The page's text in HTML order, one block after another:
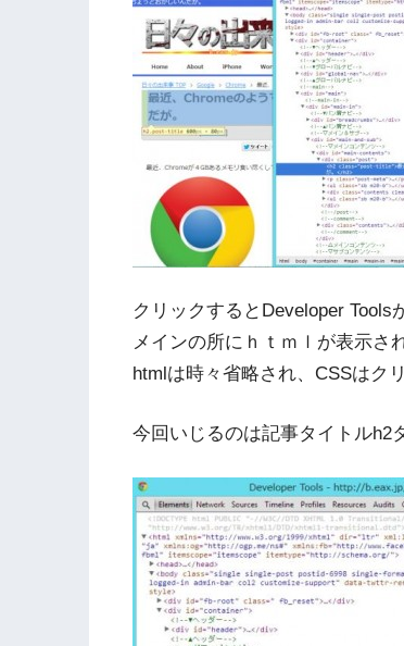
クリックするとDeveloper Tools
メインの所にｈｔｍｌが表示さ
htmlは時々省略され、CSSはク
今回いじるのは記事タイトルh2